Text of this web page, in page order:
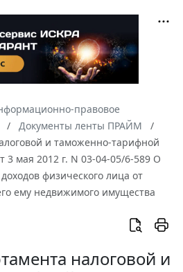
правовое
Документы ленты ПРАЙМ
и таможенно-тарифной
мая 2012 г. N 03-04-05/6-589 О
физического лица от
ему недвижимого имущества
налоговой и